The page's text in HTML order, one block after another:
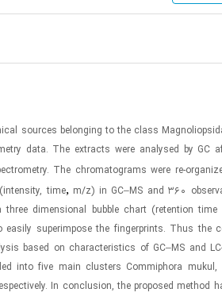
sources belonging to the class
data. The extracts were analysed by
The chromatograms were re-
time, m/z) in GC–MS and 360
dimensional bubble chart (retention
superimpose the fingerprints. Thus
based on characteristics of GC–MS and
into five main clusters Commiphora mukul,
In conclusion, the proposed